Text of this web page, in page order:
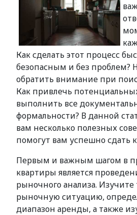
Как сделать этот процесс
безопасным и без проблем?
обратить внимание при
Как привлечь
выполнить все
формальности? В данной
вам несколько полезных
помогут вам успешно сдать
Первым и важным шагом в
квартиры является
рыночного анализа.
рыночную ситуацию,
диапазон аренды, а также